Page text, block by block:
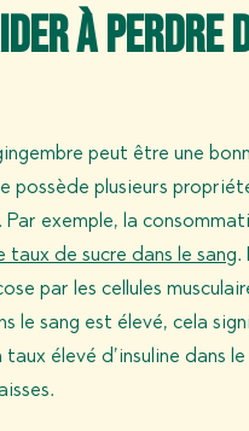
à perdre
peut être une
possède plusieurs
exemple, la
taux de sucre dans le sang.
par les cellules
le sang est élevé, cela
élevé d’insuline dans le